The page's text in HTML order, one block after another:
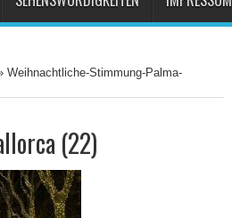
Weihnachtliche-Stimmung-Palma-
(22)